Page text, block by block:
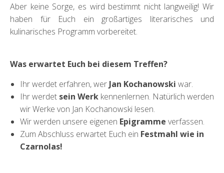
Aber keine Sorge, es wird bestimmt nicht langweilig! Wir
haben für Euch ein großartiges literarisches und
kulinarisches Programm vorbereitet.
Was erwartet Euch bei diesem Treffen?
Ihr werdet erfahren, wer Jan Kochanowski war.
Ihr werdet sein Werk kennenlernen. Natürlich werden
wir Werke von Jan Kochanowski lesen.
Wir werden unsere eigenen Epigramme verfassen.
Zum Abschluss erwartet Euch ein Festmahl wie in
Czarnolas!